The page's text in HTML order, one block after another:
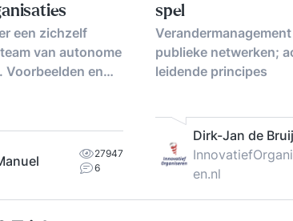
een zichzelf
van autonome
Voorbeelden en
27947
6
spel
publieke netwerken;
leidende principes
Dirk-Jan de
en.nl